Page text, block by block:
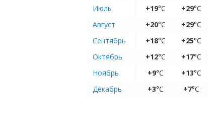
Июль
+19°C +29°C
Август
+20°C +29°C
Сентябрь
+18°C +25°C
Октябрь
+12°C +17°C
Ноябрь
+9°C +13°C
Декабрь
+3°C +7°C